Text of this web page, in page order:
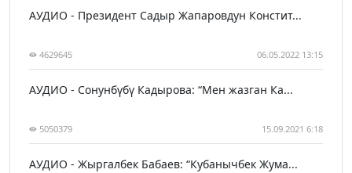
АУДИО - Президент Садыр Жапаровдун Констит...
4629645 06.05.2022 13:15
АУДИО - Сонунбүбү Кадырова: “Мен жазган Ка...
5050379 15.09.2021 6:18
АУДИО - Жыргалбек Бабаев: “Кубанычбек Жума...